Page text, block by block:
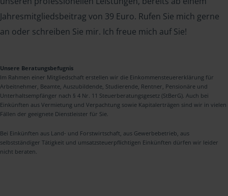
Jahresmitgliedsbeitrag von 39 Euro. Rufen Sie mich gerne
an oder schreiben Sie mir. Ich freue mich auf Sie!
Unsere Beratungsbefugnis
Im Rahmen einer Mitgliedschaft erstellen wir die Einkommensteuererklärung für
Arbeitnehmer, Beamte, Auszubildende, Studierende, Rentner, Pensionäre und
Unterhaltsempfänger nach § 4 Nr. 11 Steuerberatungsgesetz (StBerG). Auch bei
Einkünften aus Vermietung und Verpachtung sowie Kapitalerträgen sind wir in vielen
Fällen der geeignete Dienstleister für Sie.
Bei Einkünften aus Land- und Forstwirtschaft, aus Gewerbebetrieb, aus
selbstständiger Tätigkeit und umsatzsteuerpflichtigen Einkünften dürfen wir leider
nicht beraten.